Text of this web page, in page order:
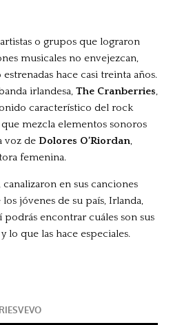
o grupos que lograron
musicales no envejezcan,
hace casi treinta años.
irlandesa, The Cranberries,
característico del rock
mezcla elementos sonoros
voz de Dolores O’Riordan,
femenina.
canalizaron en sus canciones
jóvenes de su país, Irlanda,
encontrar cuáles son sus
lo que las hace especiales.